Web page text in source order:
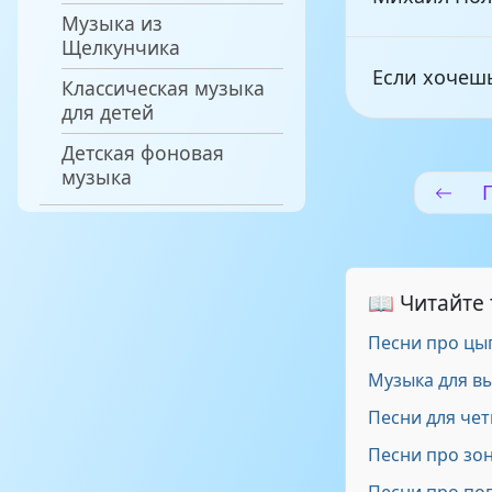
Музыка из
Щелкунчика
Классическая музыка
для детей
Детская фоновая
музыка
Если
Александр
Наталья
📖 Читайте
Песни про
Музыка для
Песни для
Песни про